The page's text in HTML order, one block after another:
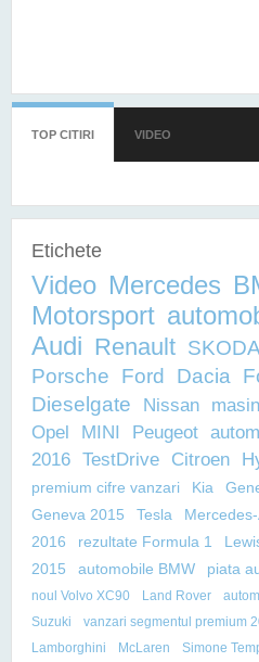
TOP CITIRI (TAB ACTIV)
VIDEO
Etichete
Video Mercedes
Motorsport
Audi Renault SKODA
Porsche
Ford Dacia
Dieselgate
Nissan
Opel
MINI Peugeot
2016 TestDrive Citroen
premium cifre vanzari
Kia
Geneva 2015
Tesla
2016
rezultate Formula 1
2015
automobile BMW piata
noul Volvo XC90
Land Rover
Suzuki
vanzari segmentul premium
Lamborghini
McLaren Simone